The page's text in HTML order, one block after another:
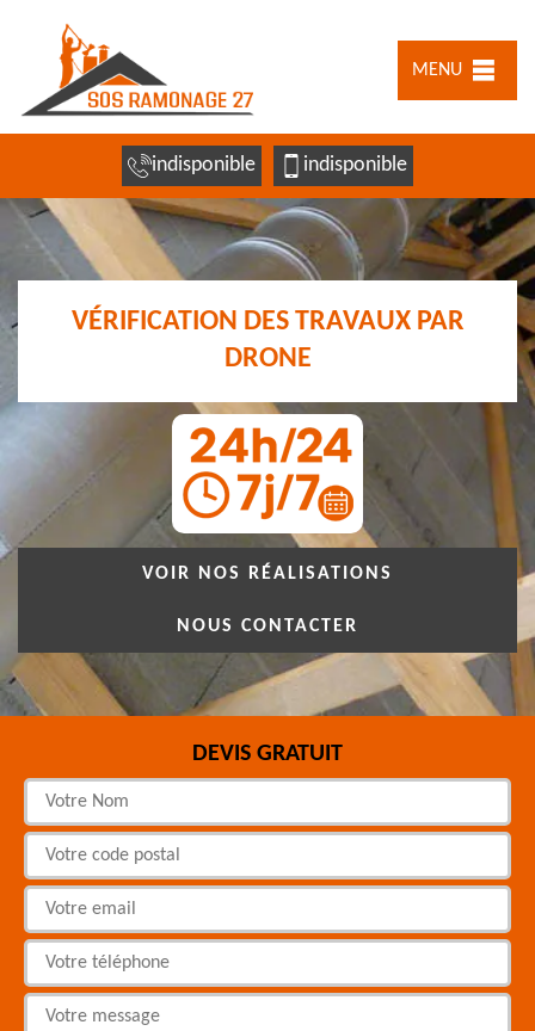
MENU
indisponible indisponible
VÉRIFICATION DES TRAVAUX PAR
DRONE
VOIR NOS RÉALISATIONS
NOUS CONTACTER
DEVIS GRATUIT